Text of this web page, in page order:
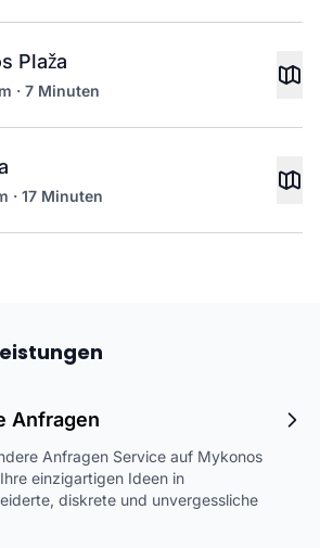
Plaža
· 7 Minuten
· 17 Minuten
Anfragen
Anfragen Service auf Mykonos
einzigartigen Ideen in
diskrete und unvergessliche